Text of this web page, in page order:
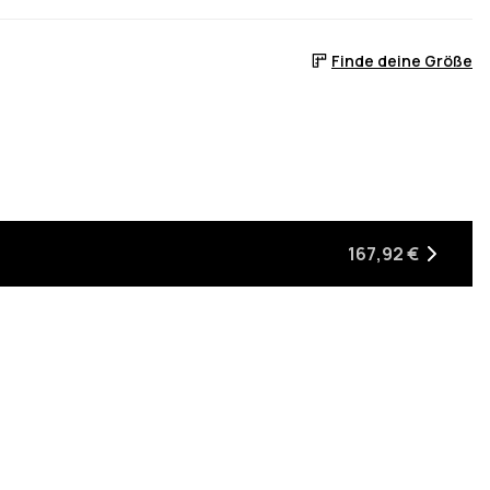
Finde deine Größe
auf Lager ist
sie wieder auf Lager ist
167,92 €